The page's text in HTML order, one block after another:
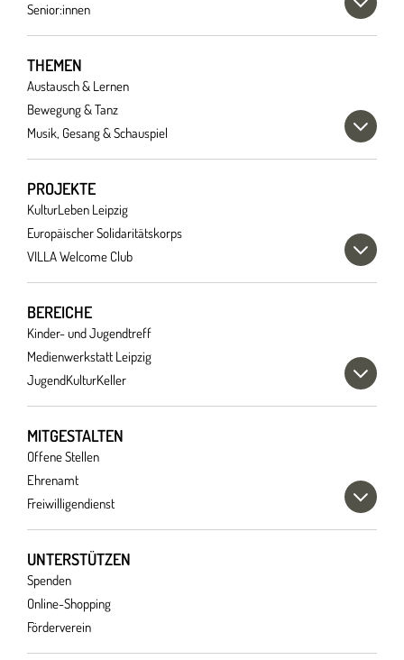
Senior:innen
THEMEN
Austausch & Lernen
Bewegung & Tanz
Musik, Gesang & Schauspiel
PROJEKTE
KulturLeben Leipzig
Europäischer Solidaritätskorps
VILLA Welcome Club
BEREICHE
Kinder- und Jugendtreff
Medienwerkstatt Leipzig
JugendKulturKeller
MITGESTALTEN
Offene Stellen
Ehrenamt
Freiwilligendienst
UNTERSTÜTZEN
Spenden
Online-Shopping
Förderverein